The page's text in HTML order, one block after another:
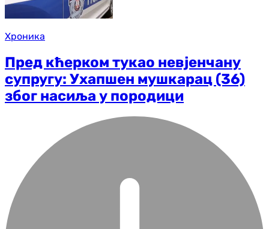
Хроника
Пред кћерком тукао невјенчану
супругу: Ухапшен мушкарац (36)
због насиља у породици